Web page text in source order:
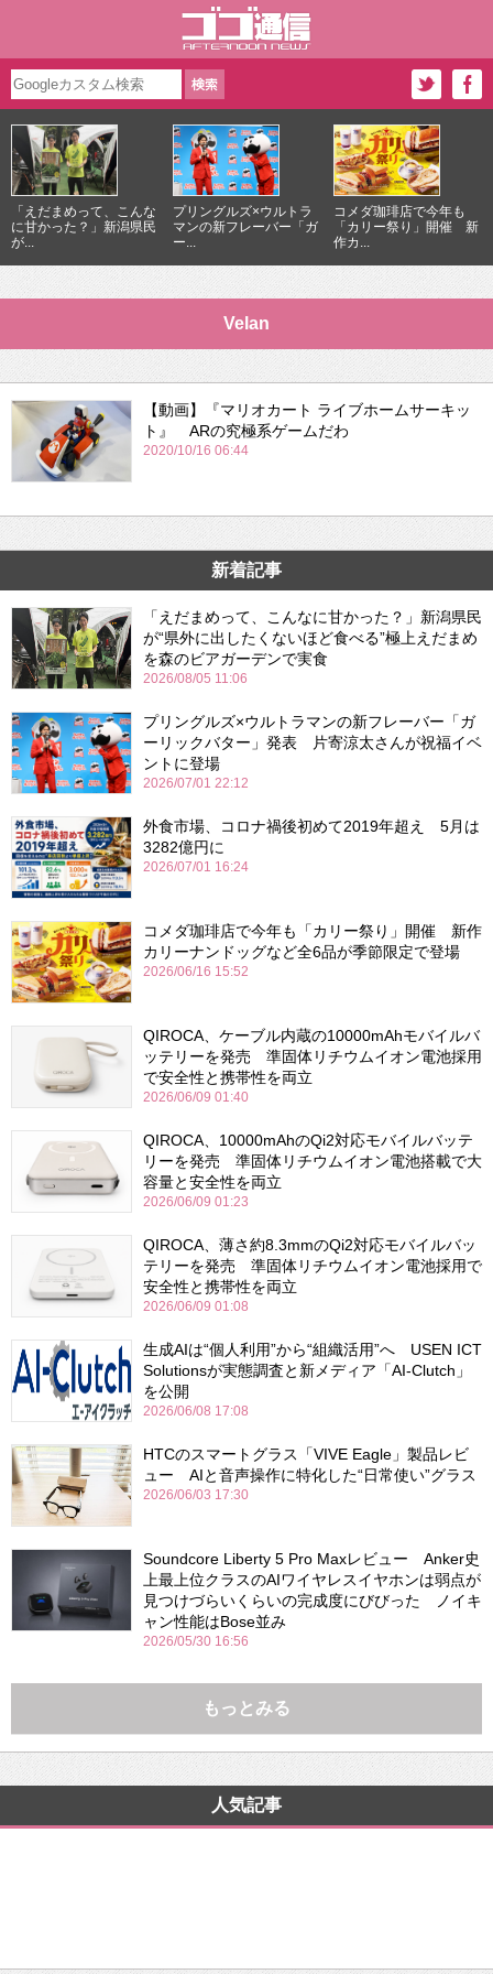
「えだまめって、こんな
に甘かった？」新潟県民
が...
プリングルズ×ウルトラ
マンの新フレーバー「ガ
ー...
コメダ珈琲店で今年も
「カリー祭り」開催 新
作カ...
Velan
【動画】『マリオカート ライブホームサーキッ
ト』 ARの究極系ゲームだわ
2020/10/16 06:44
新着記事
「えだまめって、こんなに甘かった？」新潟県民
が“県外に出したくないほど食べる”極上えだまめ
を森のビアガーデンで実食
2026/08/05 11:06
プリングルズ×ウルトラマンの新フレーバー「ガ
ーリックバター」発表 片寄涼太さんが祝福イベ
ントに登場
2026/07/01 22:12
外食市場、コロナ禍後初めて2019年超え 5月は
3282億円に
2026/07/01 16:24
コメダ珈琲店で今年も「カリー祭り」開催 新作
カリーナンドッグなど全6品が季節限定で登場
2026/06/16 15:52
QIROCA、ケーブル内蔵の10000mAhモバイルバ
ッテリーを発売 準固体リチウムイオン電池採用
で安全性と携帯性を両立
2026/06/09 01:40
QIROCA、10000mAhのQi2対応モバイルバッテ
リーを発売 準固体リチウムイオン電池搭載で大
容量と安全性を両立
2026/06/09 01:23
QIROCA、薄さ約8.3mmのQi2対応モバイルバッ
テリーを発売 準固体リチウムイオン電池採用で
安全性と携帯性を両立
2026/06/09 01:08
生成AIは“個人利用”から“組織活用”へ USEN ICT
Solutionsが実態調査と新メディア「AI-Clutch」
を公開
2026/06/08 17:08
HTCのスマートグラス「VIVE Eagle」製品レビ
ュー AIと音声操作に特化した“日常使い”グラス
2026/06/03 17:30
Soundcore Liberty 5 Pro Maxレビュー Anker史
上最上位クラスのAIワイヤレスイヤホンは弱点が
見つけづらいくらいの完成度にびびった ノイキ
ャン性能はBose並み
2026/05/30 16:56
もっとみる
人気記事